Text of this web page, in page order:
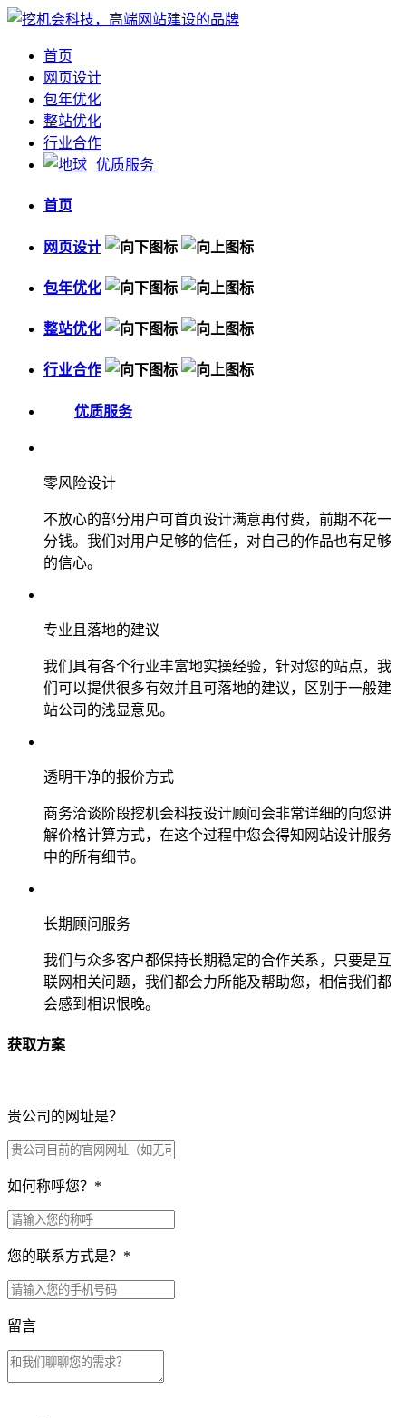
首页
网页设计
包年优化
整站优化
行业合作
优质服务
首页
网页设计
包年优化
整站优化
行业合作
优质服务
零风险设计
不放心的部分用户可首页设计满意再付费，前期不花一
分钱。我们对用户足够的信任，对自己的作品也有足够
的信心。
专业且落地的建议
我们具有各个行业丰富地实操经验，针对您的站点，我
们可以提供很多有效并且可落地的建议，区别于一般建
站公司的浅显意见。
透明干净的报价方式
商务洽谈阶段挖机会科技设计顾问会非常详细的向您讲
解价格计算方式，在这个过程中您会得知网站设计服务
中的所有细节。
长期顾问服务
我们与众多客户都保持长期稳定的合作关系，只要是互
联网相关问题，我们都会力所能及帮助您，相信我们都
会感到相识恨晚。
获取方案
贵公司的网址是？
如何称呼您？ *
您的联系方式是？ *
留言